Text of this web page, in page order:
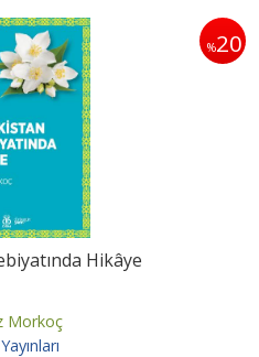
%20
Hikâye
Morkoç